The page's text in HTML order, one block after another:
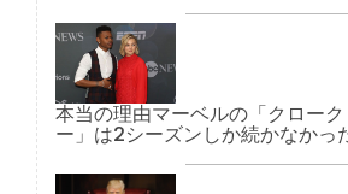
本当の理由マーベルの「クロー
ー」は2シーズンしか続かなかっ